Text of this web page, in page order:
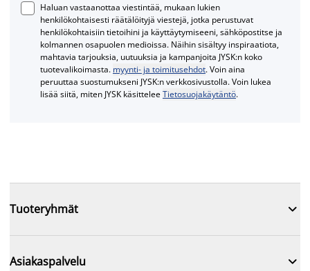
Haluan vastaanottaa viestintää, mukaan lukien
henkilökohtaisesti räätälöityjä viestejä, jotka perustuvat
henkilökohtaisiin tietoihini ja käyttäytymiseeni, sähköpostitse ja
kolmannen osapuolen medioissa. Näihin sisältyy inspiraatiota,
mahtavia tarjouksia, uutuuksia ja kampanjoita JYSK:n koko
tuotevalikoimasta. myynti- ja toimitusehdot. Voin aina
peruuttaa suostumukseni JYSK:n verkkosivustolla. Voin lukea
lisää siitä, miten JYSK käsitteleeTietosuojakäytäntö.
Tuoteryhmät 
Asiakaspalvelu 